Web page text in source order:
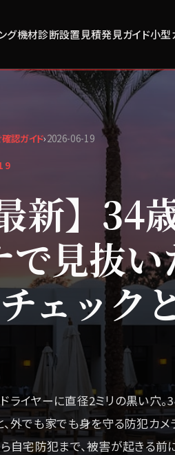
グ機材診断設置見積発見ガイド小型
認ガイド›2026-06-19
新】34
で見抜
ェック
ライヤーに直径2ミリの黒い穴
外でも家でも身を守る防犯カメ
自宅防犯まで、被害が起きる前